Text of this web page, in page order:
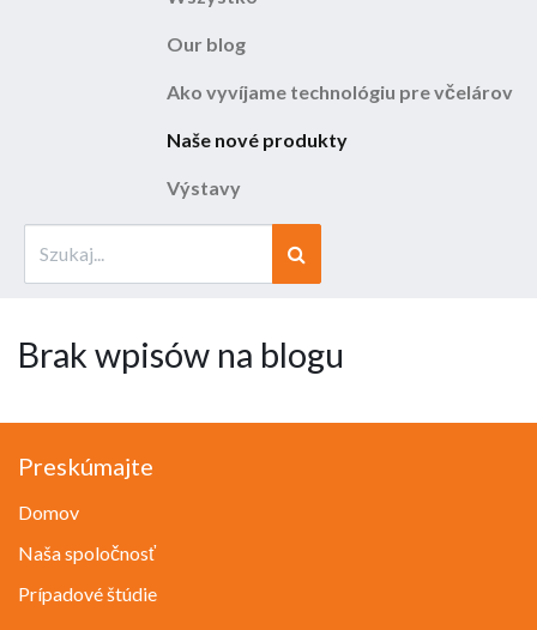
Our blog
Ako vyvíjame technológiu pre včelárov
Naše nové produkty
Výstavy
Brak wpisów na blogu
Preskúmajte
Domov
Naša spoločnosť
Prípadové štúdie